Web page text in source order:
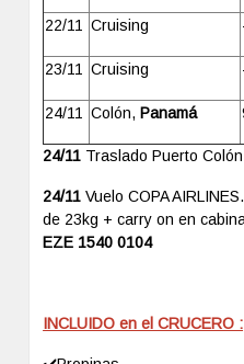
22/11 Cruising
23/11 Cruising
24/11 Colón,Panamá
24/11 Traslado Puerto
24/11 Vuelo COPA
de 23kg + carry on en
EZE 1540 0104
INCLUIDO en el CRUCERO :